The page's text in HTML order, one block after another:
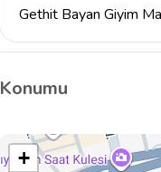
Gethit Bayan Giyim
Gethit Bayan Giyim
etmeniz önerilir.
Konumu
+